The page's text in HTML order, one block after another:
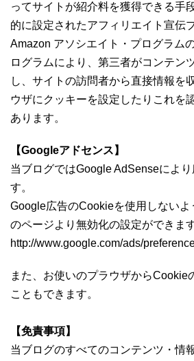
ってサイトが紹介料を獲得できる手
的に設定されたアフィリエイト宣伝
Amazon アソシエイト・プログラム
ログラムにより、第三者がコンテン
し、サイトの訪問者から直接情報を
ウザにクッキーを設定したりこれを
あります。
【Googleアドセンス】
当ブログではGoogle AdSenseによ
す。
Google広告のCookieを使用しない
のページより無効化の設定ができます
http://www.google.com/ads/
また、お使いのプラウザからCookie
こともできます。
【免責事項】
当ブログのすべてのコンテンツ・情